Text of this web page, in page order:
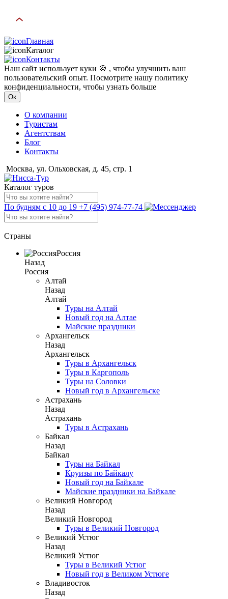
Главная
Каталог
Контакты
Наш сайт использует куки 🍪 , чтобы улучшить ваш
пользовательский опыт. Посмотрите нашу политику
конфиденциальности, чтобы узнать больше
Ок
О компании
Туристам
Агентствам
Блог
Контакты
Москва, ул. Ольховская, д. 45, стр. 1
Каталог туров
По будням с 10 до 19 +7 (495) 974-77-74
Страны
Россия
Назад
Россия
Алтай
Назад
Алтай
Туры на Алтай
Новый год на Алтае
Майские праздники
Архангельск
Назад
Архангельск
Туры в Архангельск
Туры в Каргополь
Туры на Соловки
Новый год в Архангельске
Астрахань
Назад
Астрахань
Туры в Астрахань
Байкал
Назад
Байкал
Туры на Байкал
Круизы по Байкалу
Новый год на Байкале
Майские праздники на Байкале
Великий Новгород
Назад
Великий Новгород
Туры в Великий Новгород
Великий Устюг
Назад
Великий Устюг
Туры в Великий Устюг
Новый год в Великом Устюге
Владивосток
Назад